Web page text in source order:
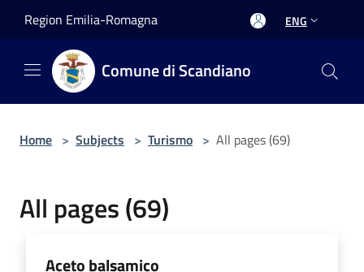
Region Emilia-Romagna ENG
Comune di Scandiano
Home > Subjects > Turismo > All pages (69)
All pages (69)
Aceto balsamico